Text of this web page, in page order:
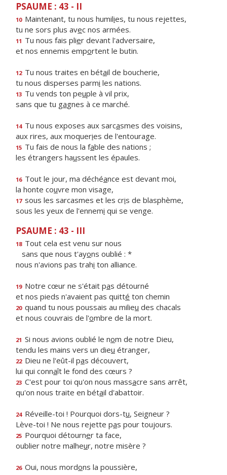
PSAUME : 43 - II
10 Maintenant, tu nous humilies, tu nous rejettes,
tu ne sors plus avec nos armées.
11 Tu nous fais plier devant l'adversaire,
et nos ennemis emportent le butin.
12 Tu nous traites en bétail de boucherie,
tu nous disperses parmi les nations.
13 Tu vends ton peuple à vil prix,
sans que tu gagnes à ce marché.
14 Tu nous exposes aux sarcasmes des voisins,
aux rires, aux moqueries de l'entourage.
15 Tu fais de nous la fable des nations ;
les étrangers haussent les épaules.
16 Tout le jour, ma déchéance est devant moi,
la honte couvre mon visage,
17 sous les sarcasmes et les cris de blasphème,
sous les yeux de l'ennemi qui se venge.
PSAUME : 43 - III
18 Tout cela est venu sur nous
sans que nous t'ayons oublié : *
nous n'avions pas trahi ton alliance.
19 Notre cœur ne s'était pas détourné
et nos pieds n'avaient pas quitté ton chemin
20 quand tu nous poussais au milieu des chacals
et nous couvrais de l'ombre de la mort.
21 Si nous avions oublié le nom de notre Dieu,
tendu les mains vers un dieu étranger,
22 Dieu ne l'eût-il pas découvert,
lui qui connaît le fond des cœurs ?
23 C'est pour toi qu'on nous massacre sans arrêt,
qu'on nous traite en bétail d'abattoir.
24 Réveille-toi ! Pourquoi dors-tu, Seigneur ?
Lève-toi ! Ne nous rejette pas pour toujours.
25 Pourquoi détourner ta face,
oublier notre malheur, notre misère ?
26 Oui, nous mordons la poussière,